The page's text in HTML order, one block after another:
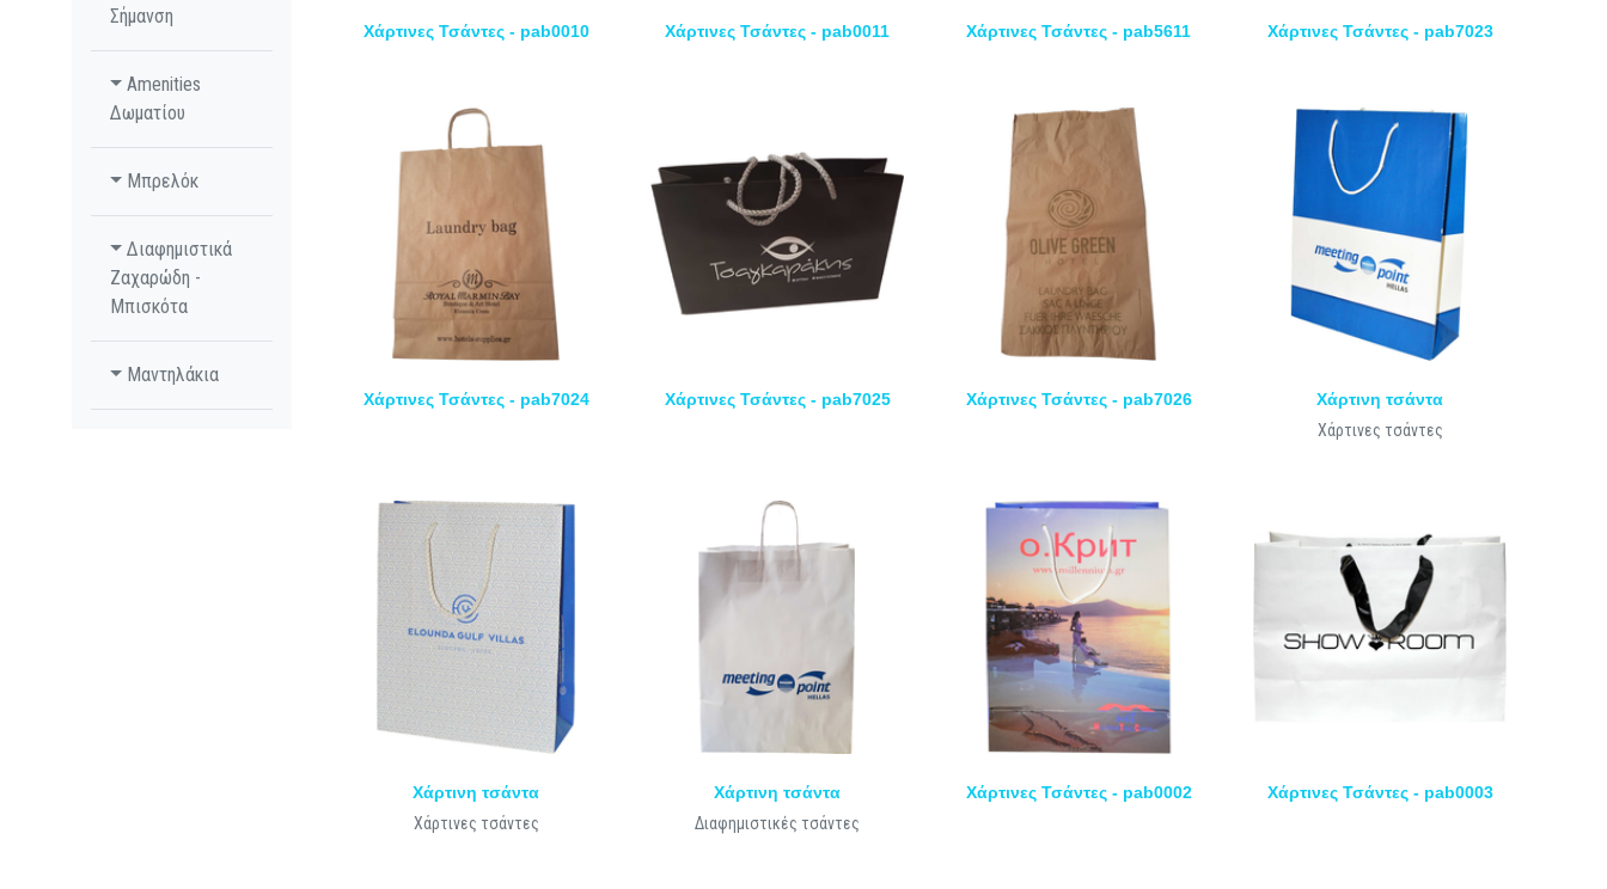
Σήμανση
Amenities
Δωματίου
Μπρελόκ
Διαφημιστικά
Ζαχαρώδη -
Μπισκότα
Μαντηλάκια
Χάρτινες Τσάντες - pab0010 Χάρτινες Τσάντες - pab0011 Χάρτινες Τσάντες - pab5611 Χάρτινες Τσάντες - pab7023
Χάρτινες Τσάντες - pab7024 Χάρτινες Τσάντες - pab7025 Χάρτινες Τσάντες - pab7026
Χάρτινη τσάντα
Χάρτινες τσάντες
Χάρτινη τσάντα
Χάρτινες τσάντες
Χάρτινη τσάντα
Διαφημιστικές τσάντες
Χάρτινες Τσάντες - pab0002 Χάρτινες Τσάντες - pab0003